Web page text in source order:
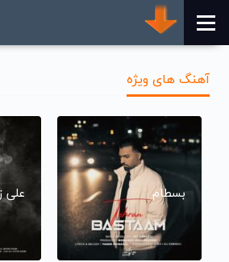
آهنگ های ویژه
بسطام علی